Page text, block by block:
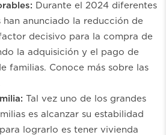
Durante el 2024 diferentes
han anunciado la reducción de
decisivo para la compra de
la adquisición y el pago de
familias. Conoce más sobre las
Tal vez uno de los grandes
es alcanzar su estabilidad
lograrlo es tener vivienda